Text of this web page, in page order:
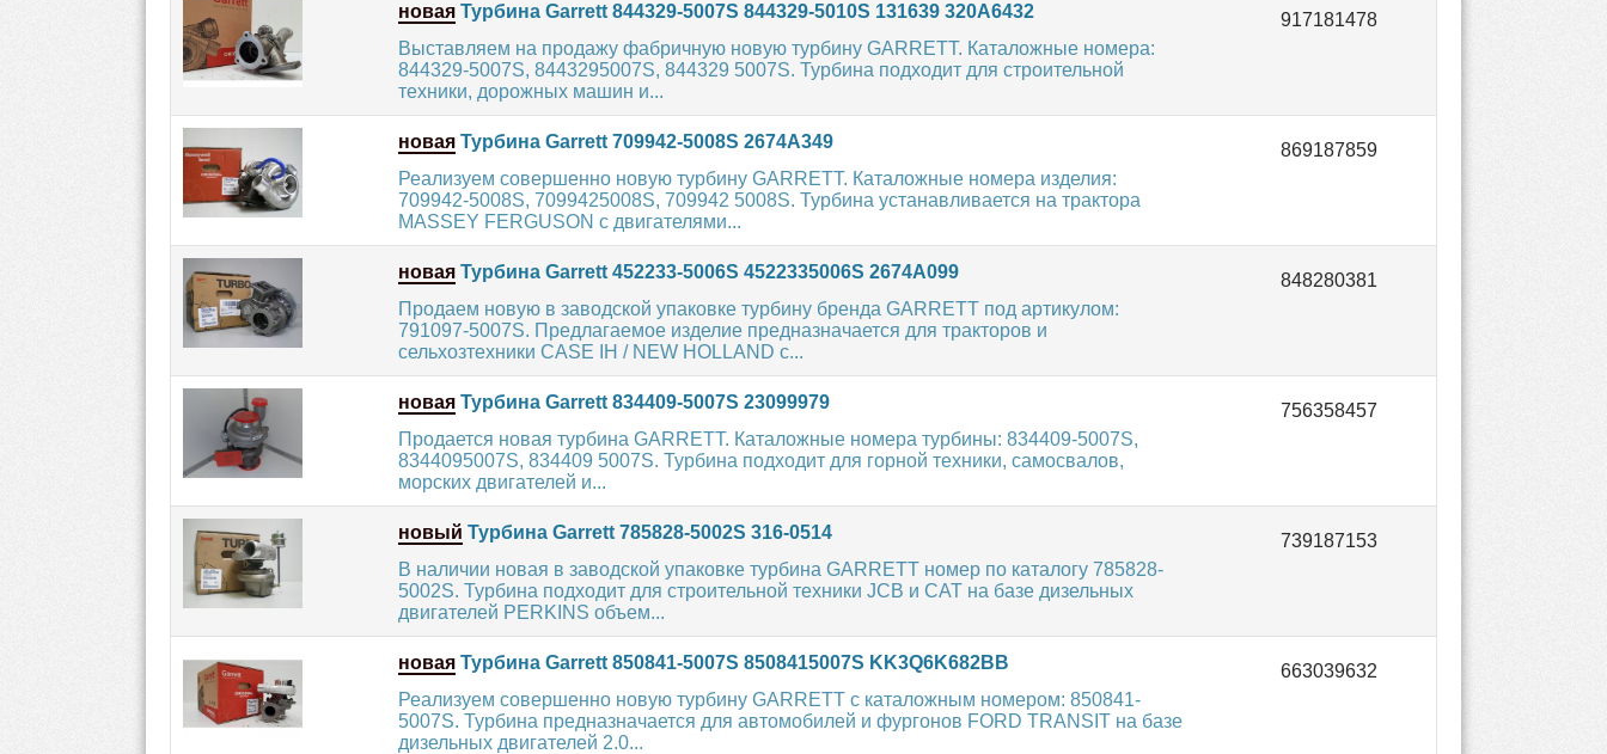
новая Турбина Garrett 844329-5007S 844329-5010S 131639 320A6432
Выставляем на продажу фабричную новую турбину GARRETT. Каталожные номера:
844329-5007S, 8443295007S, 844329 5007S. Турбина подходит для строительной
техники, дорожных машин и...
новая Турбина Garrett 709942-5008S 2674A349
Реализуем совершенно новую турбину GARRETT. Каталожные номера изделия:
709942-5008S, 7099425008S, 709942 5008S. Турбина устанавливается на трактора
MASSEY FERGUSON с двигателями...
новая Турбина Garrett 452233-5006S 4522335006S 2674A099
Продаем новую в заводской упаковке турбину бренда GARRETT под артикулом:
791097-5007S. Предлагаемое изделие предназначается для тракторов и
сельхозтехники CASE IH / NEW HOLLAND с...
новая Турбина Garrett 834409-5007S 23099979
Продается новая турбина GARRETT. Каталожные номера турбины: 834409-5007S,
8344095007S, 834409 5007S. Турбина подходит для горной техники, самосвалов,
морских двигателей и...
новый Турбина Garrett 785828-5002S 316-0514
В наличии новая в заводской упаковке турбина GARRETT номер по каталогу 785828-
5002S. Турбина подходит для строительной техники JCB и CAT на базе дизельных
двигателей PERKINS объем...
новая Турбина Garrett 850841-5007S 8508415007S KK3Q6K682BB
Реализуем совершенно новую турбину GARRETT с каталожным номером: 850841-
5007S. Турбина предназначается для автомобилей и фургонов FORD TRANSIT на базе
дизельных двигателей 2.0...